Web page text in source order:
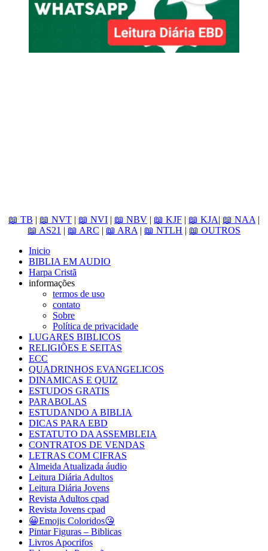
📖 TB | 📖 NVT | 📖 NVI | 📖 NBV | 📖 KJF | 📖 KJA| 📖 NAA |
📖 AS21 | 📖 ARC | 📖 ARA | 📖 NTLH | 📖 OUTROS
Inicio
BIBLIA EM AUDIO
Harpa Cristã
informações
termos de uso
contato
Sobre
Política de privacidade
LUGARES BIBLICOS
RELIGIÕES E SEITAS
ECC
QUADRINHOS EVANGELICOS
DINAMICAS E QUIZ
ESTUDOS GRATIS
PARABOLAS
ESTUDANDO A BIBLIA
DICAS PARA EBD
ESTATUTO DA ASSEMBLEIA
CONTRATOS DE VENDAS
LETRAS COM CIFRAS
Almeida Atualizada áudio
Leitura Diária Adultos
Leitura Diária Jovens
Revista Adultos cpad
Revista Jovens cpad
😀Emojis Coloridos😘
Pintar Figuras – Biblicas
Livros Apocrifos